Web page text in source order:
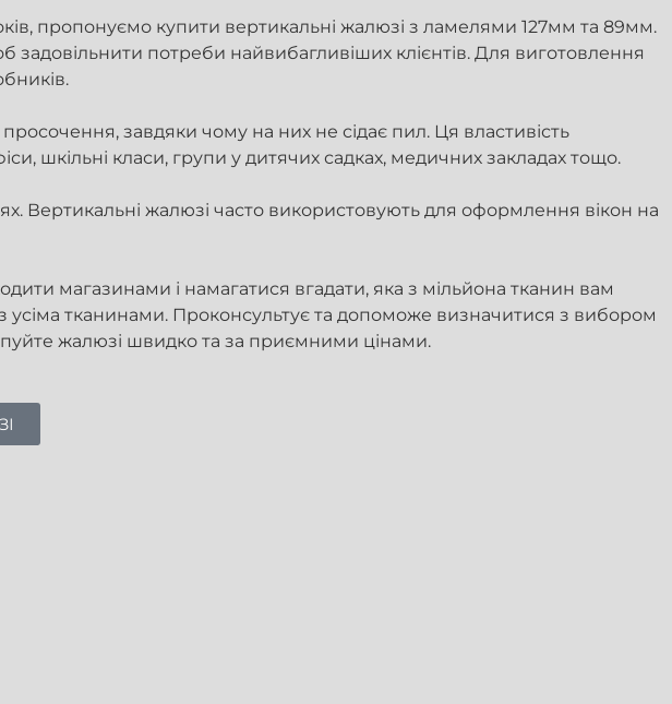
пропонуємо купити вертикальні жалюзі з ламелями 127мм та 89мм.
потреби найвибагливіших клієнтів. Для виготовлення
завдяки чому на них не сідає пил. Ця властивість
шкільні класи, групи у дитячих садках, медичних закладах тощо.
Вертикальні жалюзі часто використовують для оформлення вікон на
магазинами і намагатися вгадати, яка з мільйона тканин вам
тканинами. Проконсультує та допоможе визначитися з вибором
жалюзі швидко та за приємними цінами.